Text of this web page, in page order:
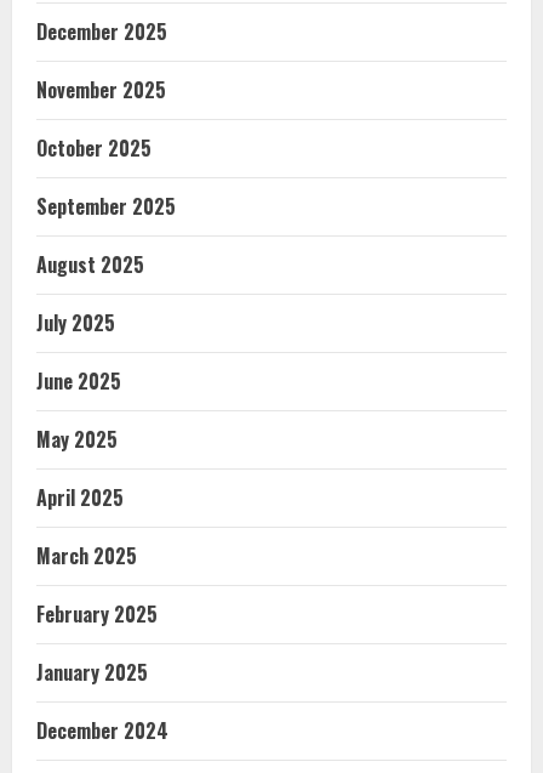
December 2025
November 2025
October 2025
September 2025
August 2025
July 2025
June 2025
May 2025
April 2025
March 2025
February 2025
January 2025
December 2024